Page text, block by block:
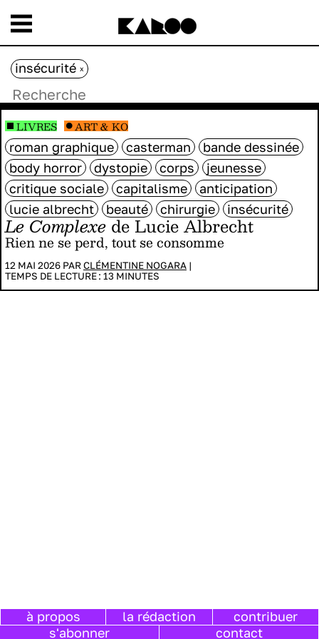
Le Complexede Lucie Albrecht
Rien ne se perd, tout se consomme
12 MAI 2026 PARCLÉMENTINE NOGARA |
TEMPS DE LECTURE : 13 MINUTES
roman graphique casterman
bande dessinée
body horror
dystopie corps
jeunesse
critique sociale
capitalisme
anticipation
lucie albrecht
beauté chirurgie insécurité
LIVRES ART & KO
insécurité x
à propos la rédaction
contribuer
s'abonner
contact